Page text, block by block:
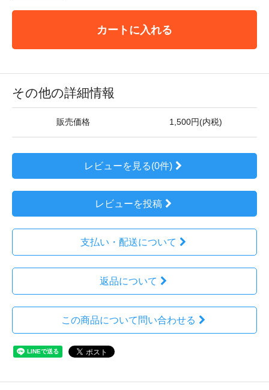
カートに入れる
その他の詳細情報
販売価格 1,500円(内税)
レビューを見る(0件)
レビューを投稿
支払い・配送について
返品について
この商品について問い合わせる